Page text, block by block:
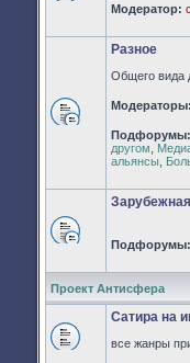
Нет
непрочитанных
Модератор:
Нет
непрочитанных
сообщений
Разное
Общего вида
Модераторы:
Подфорумы:
другом
альянсы
Нет
сообщений
Подфорумы:
Проект Антисфера
Сатира на
все жанры